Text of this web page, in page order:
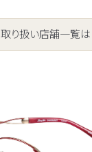
取り扱い店舗一覧は